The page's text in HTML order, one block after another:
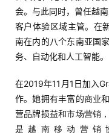
会。与此同时，曾任越
客户体验区域主管。在
南在内的八个东南亚国
务、自动化和人工智能。
在2019年11月1日加入
作。她拥有丰富的商业
营品牌损益和市场营销
是越南移动营销协